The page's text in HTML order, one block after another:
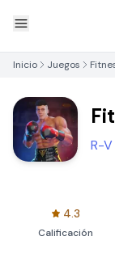
Inicio Juegos
R-
4.3
Calificación